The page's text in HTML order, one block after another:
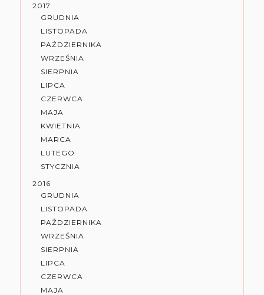
2017
GRUDNIA
LISTOPADA
PAŹDZIERNIKA
WRZEŚNIA
SIERPNIA
LIPCA
CZERWCA
MAJA
KWIETNIA
MARCA
LUTEGO
STYCZNIA
2016
GRUDNIA
LISTOPADA
PAŹDZIERNIKA
WRZEŚNIA
SIERPNIA
LIPCA
CZERWCA
MAJA